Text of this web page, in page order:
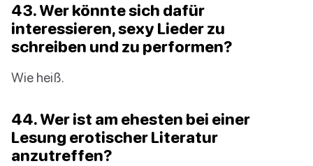
43. Wer könnte sich dafür
interessieren, sexy Lieder zu
schreiben und zu performen?
Wie heiß.
44. Wer ist am ehesten bei einer
Lesung erotischer Literatur
anzutreffen?